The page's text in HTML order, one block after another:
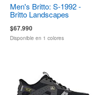
Men's Britto: S-1992 -
Britto Landscapes
$67.990
Disponible en 1 colores